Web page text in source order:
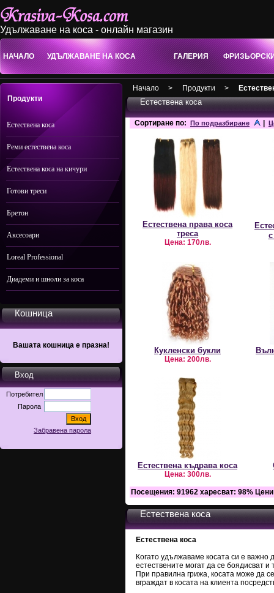
Удължаване на коса - онлайн магазин
НАЧАЛО УДЪЛЖАВАНЕ НА КОСА ГАЛЕРИЯ
Продукти
Естествена коса
Реми естествена коса
Естествена коса на кичури
Готови треси
Бретон
Аксесоари
Loreal Professional
Диадеми и шноли за коса
Кошница
Вашата кошница е празна!
Вход
Потребител
Парола
Забравена парола
Начало > Продукти >
Естествена коса
Сортиране по: По подразбиране
Естествена права коса
треса
Цена: 170лв.
Кукленски букли
Цена: 200лв.
Естествена къдрава коса
Цена: 300лв.
Посещения: 91962 харесват: 98%
Естествена коса
Естествена коса
Когато удължаваме косата си е важно
естествените могат да се боядисват
При правилна грижа, косата може да
вграждат в косата на клиента